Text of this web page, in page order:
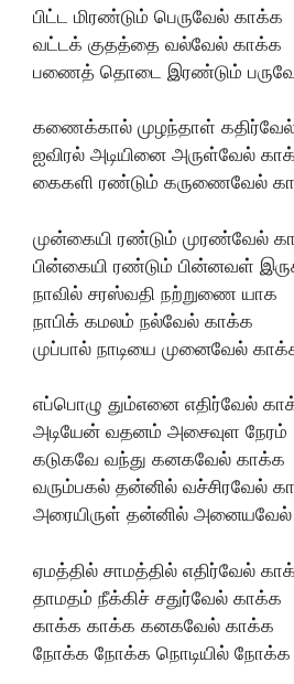
பிட்ட மிரண்டும் பெருவேல் காக்க
வட்டக் குதத்தை வல்வேல் காக்க
பணைத் தொடை இரண்டும்
கணைக்கால் முழந்தாள்
ஐவிரல் அடியினை அருள்வேல்
கைகளி ரண்டும் கருணைவேல்
முன்கையி ரண்டும் முரண்வேல்
பின்கையி ரண்டும் பின்னவள்
நாவில் சரஸ்வதி நற்றுணை யாக
நாபிக் கமலம் நல்வேல் காக்க
முப்பால் நாடியை முனைவேல்
எப்பொழு தும்எனை எதிர்வேல்
அடியேன் வதனம் அசைவுள நேரம்
கடுகவே வந்து கனகவேல் காக்க
வரும்பகல் தன்னில் வச்சிரவேல்
அரையிருள் தன்னில்
ஏமத்தில் சாமத்தில் எதிர்வேல்
தாமதம் நீக்கிச் சதுர்வேல் காக்க
காக்க காக்க கனகவேல் காக்க
நோக்க நோக்க நொடியில் நோக்க